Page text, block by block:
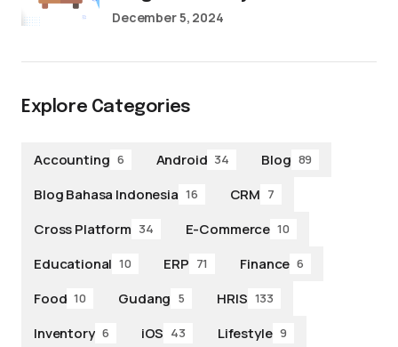
December 5, 2024
Explore Categories
Accounting 6 Android 34 Blog 89
Blog Bahasa Indonesia 16 CRM 7
Cross Platform 34 E-Commerce 10
Educational 10 ERP 71 Finance 6
Food 10 Gudang 5 HRIS 133
Inventory 6 iOS 43 Lifestyle 9